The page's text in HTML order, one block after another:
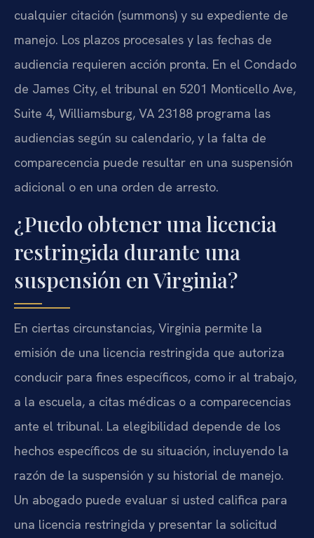
cualquier citación (summons) y su expediente de
manejo. Los plazos procesales y las fechas de
audiencia requieren acción pronta. En el Condado
de James City, el tribunal en 5201 Monticello Ave,
Suite 4, Williamsburg, VA 23188 programa las
audiencias según su calendario, y la falta de
comparecencia puede resultar en una suspensión
adicional o en una orden de arresto.
¿Puedo obtener una licencia
restringida durante una
suspensión en Virginia?
En ciertas circunstancias, Virginia permite la
emisión de una licencia restringida que autoriza
conducir para fines específicos, como ir al trabajo,
a la escuela, a citas médicas o a comparecencias
ante el tribunal. La elegibilidad depende de los
hechos específicos de su situación, incluyendo la
razón de la suspensión y su historial de manejo.
Un abogado puede evaluar si usted califica para
una licencia restringida y presentar la solicitud